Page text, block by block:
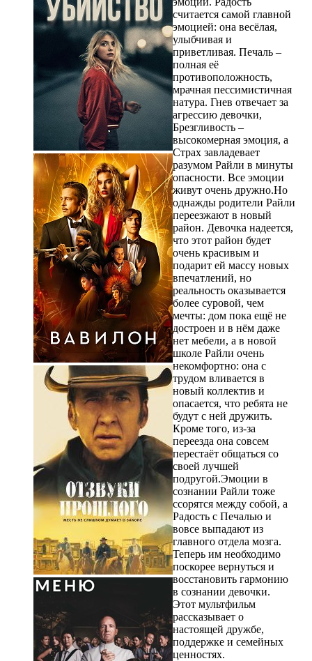
считается самой главной
эмоцией: она весёлая,
улыбчивая и
приветливая. Печаль –
полная её
противоположность,
мрачная пессимистичная
натура. Гнев отвечает за
агрессию девочки,
Брезгливость –
высокомерная эмоция, а
Страх завладевает
разумом Райли в минуты
опасности. Все эмоции
живут очень дружно.Но
однажды родители Райли
переезжают в новый
район. Девочка надеется,
что этот район будет
очень красивым и
подарит ей массу новых
впечатлений, но
реальность оказывается
более суровой, чем
мечты: дом пока ещё не
достроен и в нём даже
нет мебели, а в новой
школе Райли очень
некомфортно: она с
трудом вливается в
новый коллектив и
опасается, что ребята не
будут с ней дружить.
Кроме того, из-за
переезда она совсем
перестаёт общаться со
своей лучшей
подругой.Эмоции в
сознании Райли тоже
ссорятся между собой, а
Радость с Печалью и
вовсе выпадают из
главного отдела мозга.
Теперь им необходимо
поскорее вернуться и
восстановить гармонию
в сознании девочки.
Этот мультфильм
рассказывает о
настоящей дружбе,
поддержке и семейных
ценностях.